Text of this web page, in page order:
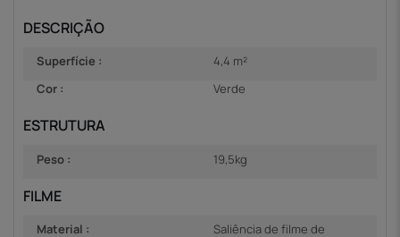
DESCRIÇÃO
Superfície :
4,4 m²
Cor :
Verde
ESTRUTURA
Peso : 19,5kg
FILME
Material :
Saliência de filme de